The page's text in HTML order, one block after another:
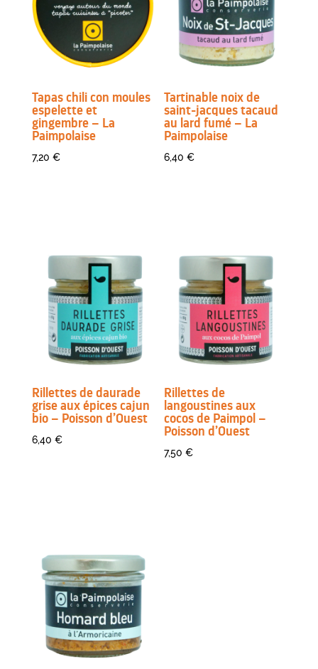
Tapas chili con moules
espelette et
gingembre – La
Paimpolaise
7,20 €
Tartinable noix de
saint-jacques tacaud
au lard fumé – La
Paimpolaise
6,40€
Rillettes de daurade
grise aux épices cajun
bio – Poisson d’Ouest
6,40 €
Rillettes de
langoustines aux
cocos de Paimpol –
Poisson d’Ouest
7,50€